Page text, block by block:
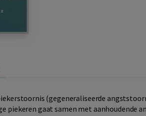
(gegeneraliseerde
piekeren gaat samen met aanhoudende